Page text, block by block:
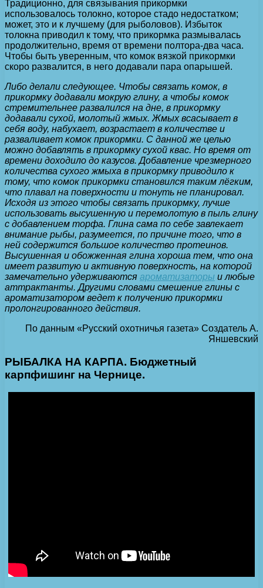
Традиционно, для связывания прикормки
использовалось толокно, которое стадо недостатком;
может, это и к лучшему (для рыболовов). Избыток
толокна приводил к тому, что прикормка размывалась
продолжительно, время от времени полтора-два часа.
Чтобы быть уверенным, что комок вязкой прикормки
скоро развалится, в него додавали пара опарышей.
Либо делали следующее. Чтобы связать комок, в
прикормку додавали мокрую глину, а чтобы комок
стремительнее развалился на дне, в прикормку
додавали сухой, молотый жмых. Жмых всасывает в
себя воду, набухает, возрастает в количестве и
разваливает комок прикормки. С данной же целью
можно добавлять в прикормку сухой квас. Но время от
времени доходило до казусов. Добавление чрезмерного
количества сухого жмыха в прикормку приводило к
тому, что комок прикормки становился таким лёгким,
что плавал на поверхности и тонуть не планировал.
Исходя из этого чтобы связать прикормку, лучше
использовать высушенную и перемолотую в пыль глину
с добавлением торфа. Глина сама по себе завлекает
внимание рыбы, разумеется, по причине того, что в
ней содержится большое количество протеинов.
Высушенная и обожженная глина хороша тем, что она
имеет развитую и активную поверхность, на которой
замечательно удерживаются ароматизаторы и любые
аттрактанты. Другими словами смешение глины с
ароматизатором ведет к получению прикормки
пролонгированного действия.
По данным «Русский охотничья газета» Создатель А.
Яншевский
РЫБАЛКА НА КАРПА. Бюджетный
карпфишинг на Чернице.